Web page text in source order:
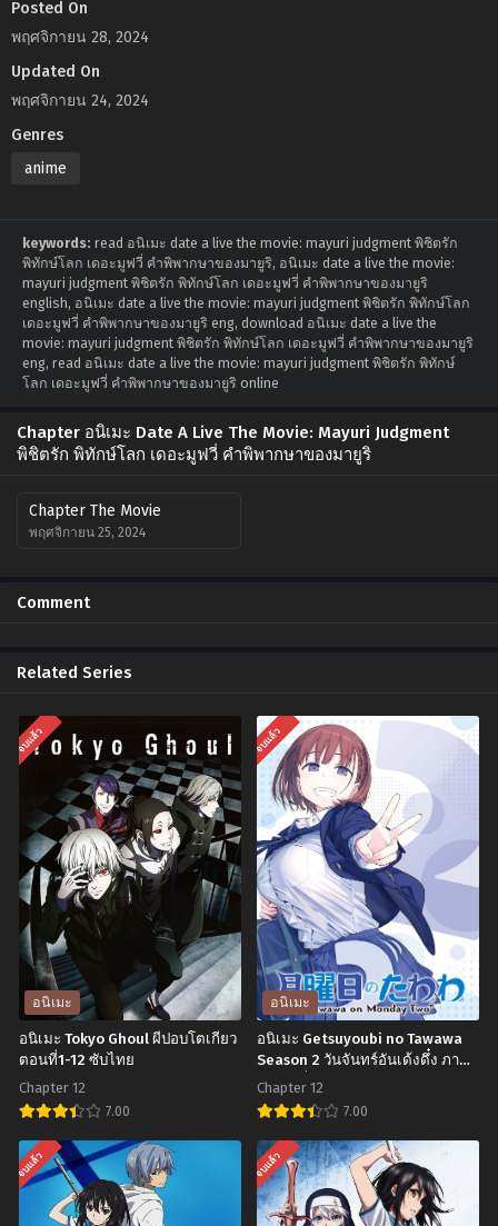
Posted On
พฤศจิกายน 28, 2024
Updated On
พฤศจิกายน 24, 2024
Genres
anime
keywords: read อนิเมะ date a live the movie: mayuri judgment พิชิตรัก
พิทักษ์โลก เดอะมูฟวี่ คำพิพากษาของมายูริ, อนิเมะ date a live the movie:
mayuri judgment พิชิตรัก พิทักษ์โลก เดอะมูฟวี่ คำพิพากษาของมายูริ
english, อนิเมะ date a live the movie: mayuri judgment พิชิตรัก พิทักษ์โลก
เดอะมูฟวี่ คำพิพากษาของมายูริ eng, download อนิเมะ date a live the
movie: mayuri judgment พิชิตรัก พิทักษ์โลก เดอะมูฟวี่ คำพิพากษาของมายูริ
eng, read อนิเมะ date a live the movie: mayuri judgment พิชิตรัก พิทักษ์
โลก เดอะมูฟวี่ คำพิพากษาของมายูริ online
Chapter อนิเมะ Date A Live The Movie: Mayuri Judgment
พิชิตรัก พิทักษ์โลก เดอะมูฟวี่ คำพิพากษาของมายูริ
Chapter The Movie
พฤศจิกายน 25, 2024
Comment
Related Series
จบแล้ว
อนิเมะ
อนิเมะ Tokyo Ghoul ผีปอบโตเกียว
ตอนที่1-12 ซับไทย
Chapter 12
7.00
อ
นิ
เมะ
จบแล้ว
อนิเมะ
อนิเมะ Getsuyoubi no Tawawa
Season 2 วันจันทร์อันเด้งดึ๋ง ภาค
2 ตอนที่1-12 ซับไทย
Chapter 12
7.00
อ
นิ
เมะ
จบแล้ว จบแล้ว